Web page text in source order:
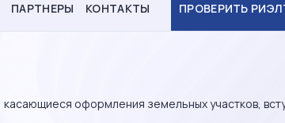
ПАРТНЕРЫ КОНТАКТЫ ПРОВЕРИТЬ
оформления земельных участков,